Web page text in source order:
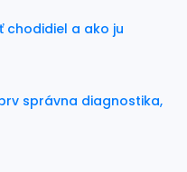
chodidiel a ako ju
správna diagnostika,